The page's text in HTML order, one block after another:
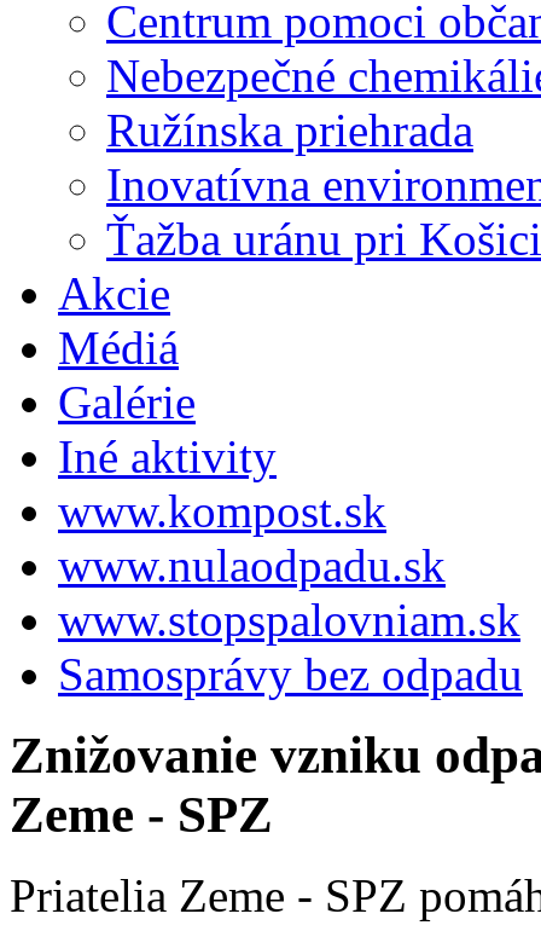
Centrum pomoci
Nebezpečné
Ružínska priehrada
Inovatívna
Ťažba uránu pri
Akcie
Médiá
Galérie
Iné aktivity
www.kompost.sk
www.nulaodpadu.sk
www.stopspalovniam.sk
Samosprávy bez odpadu
Znižovanie vzniku
Zeme - SPZ
Priatelia Zeme - SPZ